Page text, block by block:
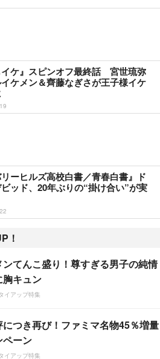
イケ』スピンオフ最終話 宮世琉弥
ケメン＆齊藤なぎさが王子様イケ
リーヒルズ高校白書／青春白書』ド
ッド、20年ぶりの“掛け合い”が実
！
ンてんこ盛り！尊すぎる男子の純情
胸キュン
イアップ特集
につき再び！ファミマ名物45％増量
ペーン
イアップ特集